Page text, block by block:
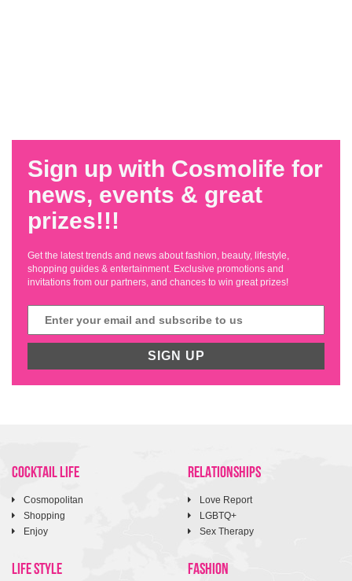
Sign up with Cosmolife for
news, events & great
prizes!!!
Get the latest trends and news about fashion, beauty, lifestyle,
shopping guides & entertainment. Exclusive promotions and
invitations from our partners, and chances to win great prizes!
SIGN UP
COCKTAIL LIFE
Cosmopolitan
Shopping
Enjoy
RELATIONSHIPS
Love Report
LGBTQ+
Sex Therapy
LIFE STYLE FASHION